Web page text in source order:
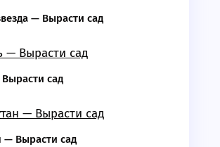
— Вырасти сад
сад
— Вырасти сад